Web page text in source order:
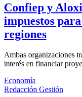
Confiep y
impuestos
regiones
Ambas organizaciones
interés en financiar
Economía
Redacción Gestión